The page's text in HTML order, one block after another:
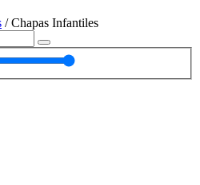
/ Chapas Infantiles